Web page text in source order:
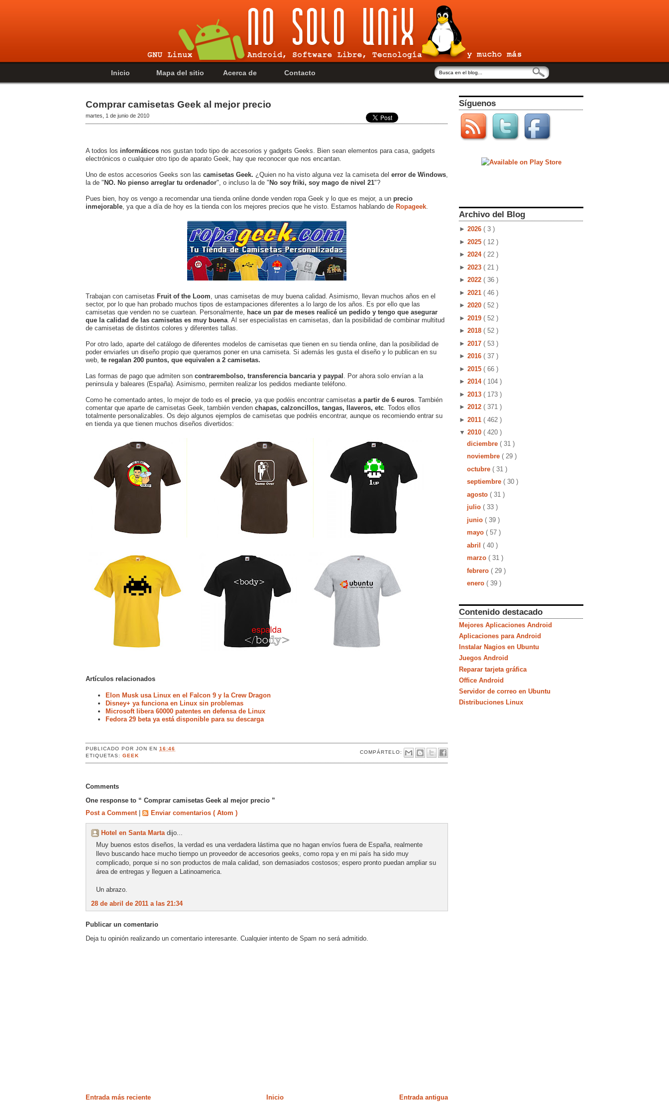
Inicio Mapa del sitio Acerca de Contacto
Comprar camisetas Geek al mejor precio
martes, 1 de junio de 2010
A todos los informáticos nos gustan todo tipo de accesorios y gadgets Geeks. Bien sean elementos para casa, gadgets
electrónicos o cualquier otro tipo de aparato Geek, hay que reconocer que nos encantan.
Uno de estos accesorios Geeks son las camisetas Geek. ¿Quien no ha visto alguna vez la camiseta del error de Windows
la de "NO. No pienso arreglar tu ordenador", o incluso la de "No soy friki, soy mago de nivel 21"?
Pues bien, hoy os vengo a recomendar una tienda online donde venden ropa Geek y lo que es mejor, a un precio
inmejorable , ya que a día de hoy es la tienda con los mejores precios que he visto. Estamos hablando de Ropageek
Trabajan con camisetas Fruit of the Loom , unas camisetas de muy buena calidad. Asimismo, llevan muchos años en el
sector, por lo que han probado muchos tipos de estampaciones diferentes a lo largo de los años. Es por ello que las
camisetas que venden no se cuartean. Personalmente, hace un par de meses realicé un pedido y tengo que asegurar
que la calidad de las camisetas es muy buena . Al ser especialistas en camisetas, dan la posibilidad de combinar multitud
de camisetas de distintos colores y diferentes tallas.
Por otro lado, aparte del catálogo de diferentes modelos de camisetas que tienen en su tienda online, dan la posibilidad de
poder enviarles un diseño propio que queramos poner en una camiseta. Si además les gusta el diseño y lo publican en su
web, te regalan 200 puntos, que equivalen a 2 camisetas.
Las formas de pago que admiten son contrarembolso, transferencia bancaria y paypal . Por ahora solo envían a la
peninsula y baleares (España). Asimismo, permiten realizar los pedidos mediante teléfono.
Como he comentado antes, lo mejor de todo es el precio , ya que podéis encontrar camisetas a partir de 6 euros . También
comentar que aparte de camisetas Geek, también venden chapas, calzoncillos, tangas, llaveros, etc . Todos ellos
totalmente personalizables. Os dejo algunos ejemplos de camisetas que podréis encontrar, aunque os recomiendo entrar su
en tienda ya que tienen muchos diseños divertidos:
Artículos relacionados
Elon Musk usa Linux en el Falcon 9 y la Crew Dragon
Disney+ ya funciona en Linux sin problemas
Microsoft libera 60000 patentes en defensa de Linux
Fedora 29 beta ya está disponible para su descarga
PUBLICADO PORJONEN16:46
COMPÁRTELO:
ETIQUETAS:GEEK
Comments
One response to “ Comprar camisetas Geek al mejor precio ”
Post a Comment
Enviar comentarios ( Atom )
Hotel en Santa Marta dijo...
Muy buenos estos diseños, la verdad es una verdadera lástima que no hagan envíos fuera de España, realmente
llevo buscando hace mucho tiempo un proveedor de accesorios geeks, como ropa y en mi país ha sido muy
complicado, porque si no son productos de mala calidad, son demasiados costosos; espero pronto puedan ampliar su
área de entregas y lleguen a Latinoamerica.
Un abrazo.
28 de abril de 2011 a las 21:34
Publicar un comentario
Deja tu opinión realizando un comentario interesante. Cualquier intento de Spam no será admitido.
Entrada más reciente Entrada antigua
Inicio
Síguenos
Archivo del Blog
► 2026 ( 3 )
► 2025 ( 12 )
► 2024 ( 22 )
► 2023 ( 21 )
► 2022 ( 36 )
► 2021 ( 46 )
► 2020 ( 52 )
► 2019 ( 52 )
► 2018 ( 52 )
► 2017 ( 53 )
► 2016 ( 37 )
► 2015 ( 66 )
► 2014 ( 104 )
► 2013 ( 173 )
► 2012 ( 371 )
► 2011 ( 462 )
▼ 2010 ( 420 )
diciembre ( 31 )
noviembre ( 29 )
octubre ( 31 )
septiembre ( 30 )
agosto ( 31 )
julio ( 33 )
junio ( 39 )
mayo ( 57 )
abril ( 40 )
marzo ( 31 )
febrero ( 29 )
enero ( 39 )
Contenido destacado
Mejores Aplicaciones Android
Aplicaciones para Android
Instalar Nagios en Ubuntu
Juegos Android
Reparar tarjeta gráfica
Office Android
Servidor de correo en Ubuntu
Distribuciones Linux